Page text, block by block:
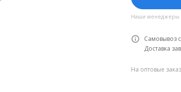
Наши менеджеры
Самовывоз
Доставка
На оптовые